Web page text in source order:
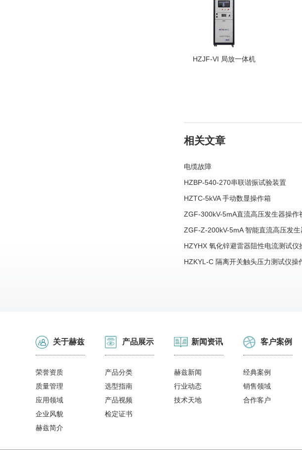
HZJF-VI 局放一体机
相关文章
电缆故障
HZBP-540-270串联谐振试验装置
HZTC-5kVA 手动数显操作箱
ZGF-300kV-5mA直流高压发生器操作
ZGF-Z-200kV-5mA 智能直流高压发生
操作视频
HZYHX 氧化锌避雷器阻性电流测试仪
视频
HZKYL-C 隔离开关触头压力测试仪操
关于赫兹
荣誉资质
质量管理
应用领域
企业风貌
赫兹简介
产品展示
产品分类
选型指南
产品视频
检定证书
新闻资讯
赫兹新闻
行业动态
技术天地
客户案例
经典案例
销售领域
合作客户